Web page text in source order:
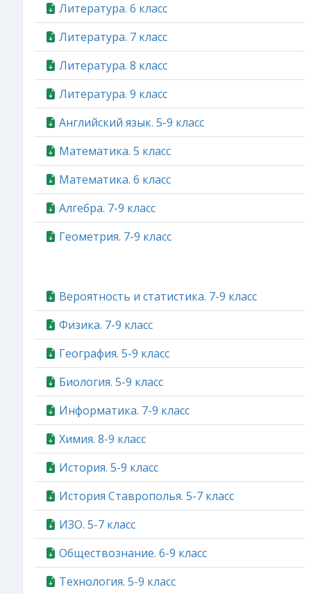
Литература. 6 класс
Литература. 7 класс
Литература. 8 класс
Литература. 9 класс
Английский язык. 5-9 класс
Математика. 5 класс
Математика. 6 класс
Алгебра. 7-9 класс
Геометрия. 7-9 класс
Вероятность и статистика. 7-9 класс
Физика. 7-9 класс
География. 5-9 класс
Биология. 5-9 класс
Информатика. 7-9 класс
Химия. 8-9 класс
История. 5-9 класс
История Ставрополья. 5-7 класс
ИЗО. 5-7 класс
Обществознание. 6-9 класс
Технология. 5-9 класс